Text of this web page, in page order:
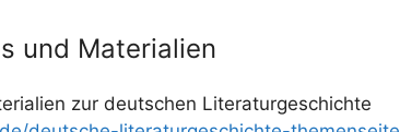
und Materialien
zur deutschen Literaturgeschichte